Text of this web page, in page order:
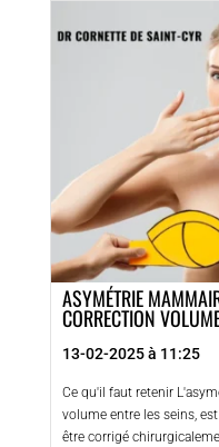
ASYMÉTRIE
CORRECTION
13-02-2025 à 11:25
Ce qu'il faut retenir
volume entre les seins,
être corrigé